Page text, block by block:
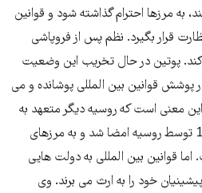
به مرزها احترام گذاشته شود و قوانین
قرار بگیرد. نظم پس از فروپاشی
پوتین در حال تخریب این وضعیت
پوشش قوانین بین المللی پوشانده و می
معنی است که روسیه دیگر متعهد به
اجرا معاهده ای که در سال 1994 توسط روسیه امضا شد و به مرزهای
قوانین بین المللی به دولت هایی
خود را به ارث می برند. وی